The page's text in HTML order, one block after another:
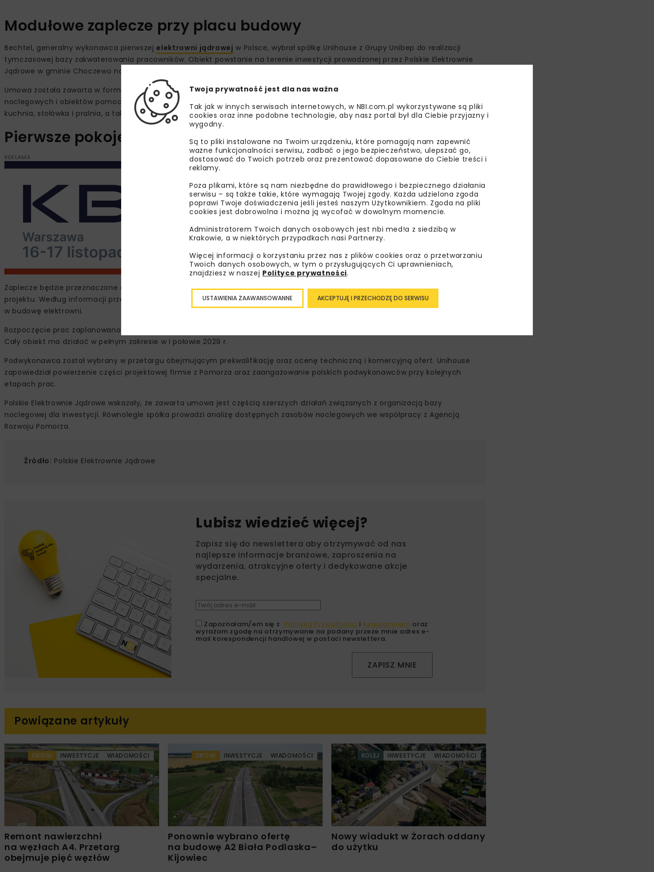
Modułowe zaplecze przy placu budowy
Bechtel, generalny wykonawca pierwszejelektrowni jądrowej w Polsce, wybrał spółkę Unihouse z Grupy Unibep do realizacji
tymczasowej bazy zakwaterowania pracowników. Obiekt powstanie na terenie inwestycji prowadzonej przez Polskie Elektrownie
Jądrowe w gminie Choczewo na Pomorzu.
Umowa została zawarta w formule „Projektuj i Buduj”. Obejmuje zaprojektowanie oraz budowę modułowych budynków
noclegowych i obiektów pomocniczych dla około 1000 osób. W zakresie kontraktu znalazły się także zaplecze socjalne, w tym
kuchnia, stołówka i pralnia, a także drogi wewnętrzne oraz miejsca parkingowe.
Pierwsze pokoje mają być gotowe w 2028 r.
REKLAMA
Zaplecze będzie przeznaczone dla pracowników, których stała obecność na terenie budowy będzie wymagana podczas realizacji
projektu. Według informacji przekazanych przez Bechtel odpowiada to niemal 10 proc. wszystkich osób zaangażowanych
w budowę elektrowni.
Rozpoczęcie prac zaplanowano na II kwartał 2026 r. Pierwsze 500 pokoi ma zostać oddanych do użytkowania w II kwartale 2028 r.
Cały obiekt ma działać w pełnym zakresie w I połowie 2029 r.
Podwykonawca został wybrany w przetargu obejmującym prekwalifikację oraz ocenę techniczną i komercyjną ofert. Unihouse
zapowiedział powierzenie części projektowej firmie z Pomorza oraz zaangażowanie polskich podwykonawców przy kolejnych
etapach prac.
Polskie Elektrownie Jądrowe wskazały, że zawarta umowa jest częścią szerszych działań związanych z organizacją bazy
noclegowej dla inwestycji. Równolegle spółka prowadzi analizę dostępnych zasobów noclegowych we współpracy z Agencją
Rozwoju Pomorza.
Źródło: Polskie Elektrownie Jądrowe
Lubisz wiedzieć więcej?
Zapisz się do newslettera aby otrzymywać od nas
najlepsze informacje branżowe, zaproszenia na
wydarzenia, atrakcyjne oferty i dedykowane akcje
specjalne.
Zapoznałam/em się z Polityką Prywatności i Regulaminem oraz
wyrażam zgodę na otrzymywanie na podany przeze mnie adres e-
mail korespondencji handlowej w postaci newslettera.
ZAPISZ MNIE
Powiązane artykuły
DROGI INWESTYCJE WIADOMOŚCI
Remont nawierzchni
na węzłach A4. Przetarg
obejmuje pięć węzłów
DROGI INWESTYCJE WIADOMOŚCI
Ponownie wybrano ofertę
na budowę A2 Biała Podlaska–
Kijowiec
KOLEJ INWESTYCJE WIADOMOŚCI
Nowy wiadukt w Żorach oddany
do użytku
Twoja prywatność jest dla nas ważna
Tak jak w innych serwisach internetowych, w NBI.com.pl wykorzystywane są pliki
cookies oraz inne podobne technologie, aby nasz portal był dla Ciebie przyjazny i
wygodny.
Są to pliki instalowane na Twoim urządzeniu, które pomagają nam zapewnić
ważne funkcjonalności serwisu, zadbać o jego bezpieczeństwo, ulepszać go,
dostosować do Twoich potrzeb oraz prezentować dopasowane do Ciebie treści i
reklamy.
Poza plikami, które są nam niezbędne do prawidłowego i bezpiecznego działania
serwisu – są także takie, które wymagają Twojej zgody. Każda udzielona zgoda
poprawi Twoje doświadczenia jeśli jesteś naszym Użytkownikiem. Zgoda na pliki
cookies jest dobrowolna i można ją wycofać w dowolnym momencie.
Administratorem Twoich danych osobowych jest nbi med!a z siedzibą w
Krakowie, a w niektórych przypadkach nasi Partnerzy.
Więcej informacji o korzystaniu przez nas z plików cookies oraz o przetwarzaniu
Twoich danych osobowych, w tym o przysługujących Ci uprawnieniach,
znajdziesz w naszej Polityce prywatności.
AKCEPTUJĘ I PRZECHODZĘ DO SERWISU
USTAWIENIA ZAAWANSOWANNE